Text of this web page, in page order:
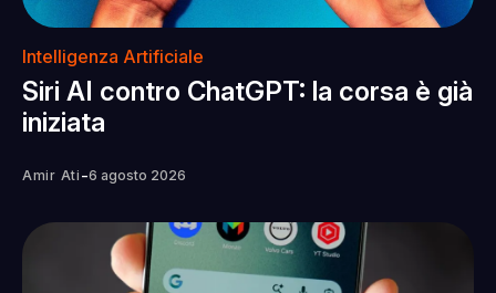
Intelligenza Artificiale
Siri AI contro ChatGPT: la corsa è già
iniziata
Amir Ati -6 agosto 2026